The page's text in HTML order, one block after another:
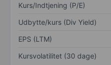
Kurs/Indtjening (P/E)
Udbytte/kurs (Div Yield)
EPS (LTM)
Kursvolatilitet (30 dage)